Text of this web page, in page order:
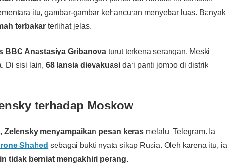
itu, gambar-gambar kehancuran menyebar luas. Banyak
terbakar terlihat jelas.
BBC Anastasiya Gribanova turut terkena serangan. Meski
Di sisi lain,68 lansia dievakuasi dari panti jompo di distrik
terhadap Moskow
Zelensky menyampaikan pesan keras melalui Telegram. Ia
Shahed sebagai bukti nyata sikap Rusia. Oleh karena itu, ia
tidak berniat mengakhiri perang.